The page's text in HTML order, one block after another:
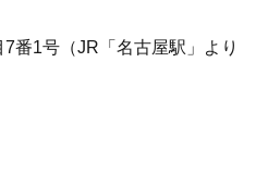
番1号（JR「名古屋駅」より